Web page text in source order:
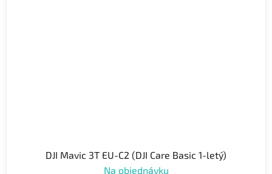
DJI Mavic 3T EU-C2 (DJI Care Basic 1-letý)
Na objednávku